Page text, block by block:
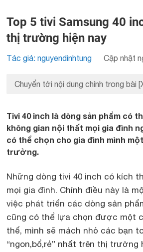
Top 5 tivi Samsung 40
thị trường hiện nay
Tác giả: nguyendinhtung Cập nhật
Chuyển tới nội dung chính trong bài
Tivi 40 inch là dòng sản phẩm có
không gian nội thất mọi gia đình
có thể chọn cho gia đình mình
trường.
Những dòng tivi 40 inch có kích
mọi gia đình. Chính điều này là
việc phát triển các dòng sản
cũng có thể lựa chọn được một
thế, mình sẽ mách nhỏ các bạn
“ngon,bổ,rẻ” nhất trên thị